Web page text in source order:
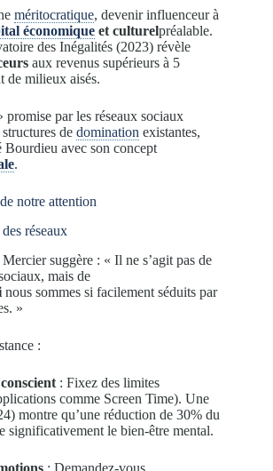
méritocratique, devenir influenceur à
économique et culturelpréalable.
des Inégalités (2023) révèle
aux revenus supérieurs à 5
de milieux aisés.
par les réseaux sociaux
de domination existantes,
Bourdieu avec son concept
.
notre attention
réseaux
suggère : « Il ne s’agit pas de
mais de
nous sommes si facilement séduits par
»
:
: Fixez des limites
comme Screen Time). Une
montre qu’une réduction de 30% du
significativement le bien-être mental.
: Demandez-vous